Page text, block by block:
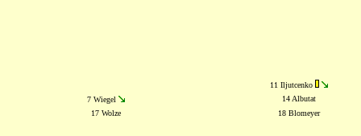
11 Iljutcenko
7 Wiegel
14 Albutat
17 Wolze
18 Blomeyer